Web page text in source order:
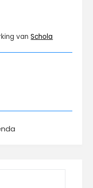
vanSchola